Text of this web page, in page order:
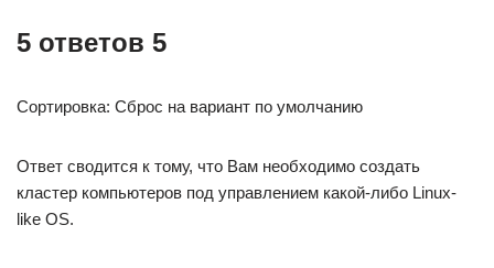
5 ответов 5
Сортировка: Сброс на вариант по умолчанию
Ответ сводится к тому, что Вам необходимо создать
кластер компьютеров под управлением какой-либо Linux-
like OS.